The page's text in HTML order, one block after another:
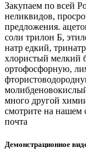
Закупаем по всей
неликвидов,
предложения.
соли трилон Б,
натр едкий,
хлористый мелкий
ортофосфорную,
много другой
смотрите на нашем
почта
Демонстрационное